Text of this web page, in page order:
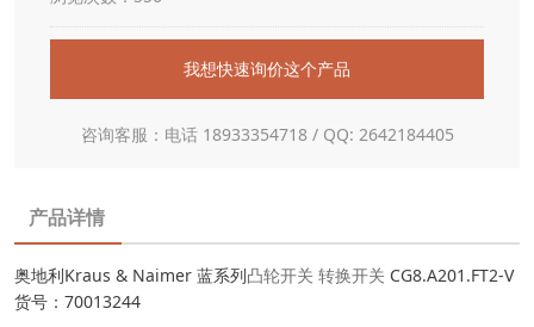
我想快速询价这个产品
咨询客服：电话 18933354718 / QQ: 2642184405
产品详情
奥地利Kraus & Naimer 蓝系列凸轮开关 转换开关 CG8.A201.FT2-V
货号：70013244